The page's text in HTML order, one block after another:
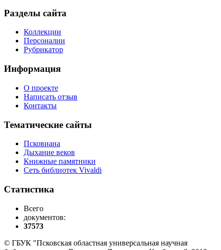
Разделы сайта
Коллекции
Персоналии
Рубрикатор
Информация
О проекте
Написать отзыв
Контакты
Тематические сайты
Псковиана
Дыхание веков
Книжные памятники
Сеть библиотек Vivaldi
Статистика
Всего
документов:
37573
© ГБУК "Псковская областная универсальная научная